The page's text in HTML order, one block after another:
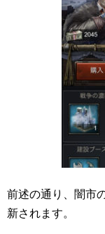
前述の通り、闇市
新されます。